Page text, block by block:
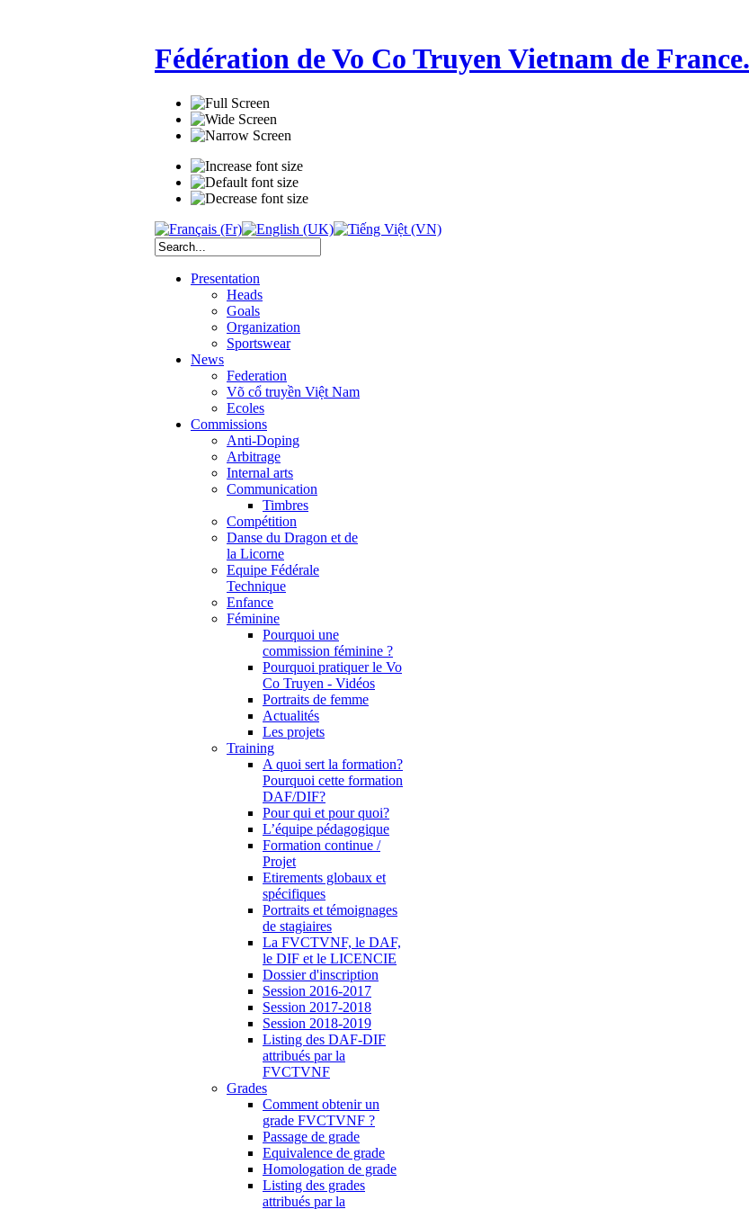
Fédération de Vo Co Truyen Vietnam de France.
Presentation
Heads
Goals
Organization
Sportswear
News
Federation
Võ cổ truyền Việt Nam
Ecoles
Commissions
Anti-Doping
Arbitrage
Internal arts
Communication
Timbres
Compétition
Danse du Dragon et de
la Licorne
Equipe Fédérale
Technique
Enfance
Féminine
Pourquoi une
commission féminine ?
Pourquoi pratiquer le Vo
Co Truyen - Vidéos
Portraits de femme
Actualités
Les projets
Training
A quoi sert la formation?
Pourquoi cette formation
DAF/DIF?
Pour qui et pour quoi?
L’équipe pédagogique
Formation continue /
Projet
Etirements globaux et
spécifiques
Portraits et témoignages
de stagiaires
La FVCTVNF, le DAF,
le DIF et le LICENCIE
Dossier d'inscription
Session 2016-2017
Session 2017-2018
Session 2018-2019
Listing des DAF-DIF
attribués par la
FVCTVNF
Grades
Comment obtenir un
grade FVCTVNF ?
Passage de grade
Equivalence de grade
Homologation de grade
Listing des grades
attribués par la